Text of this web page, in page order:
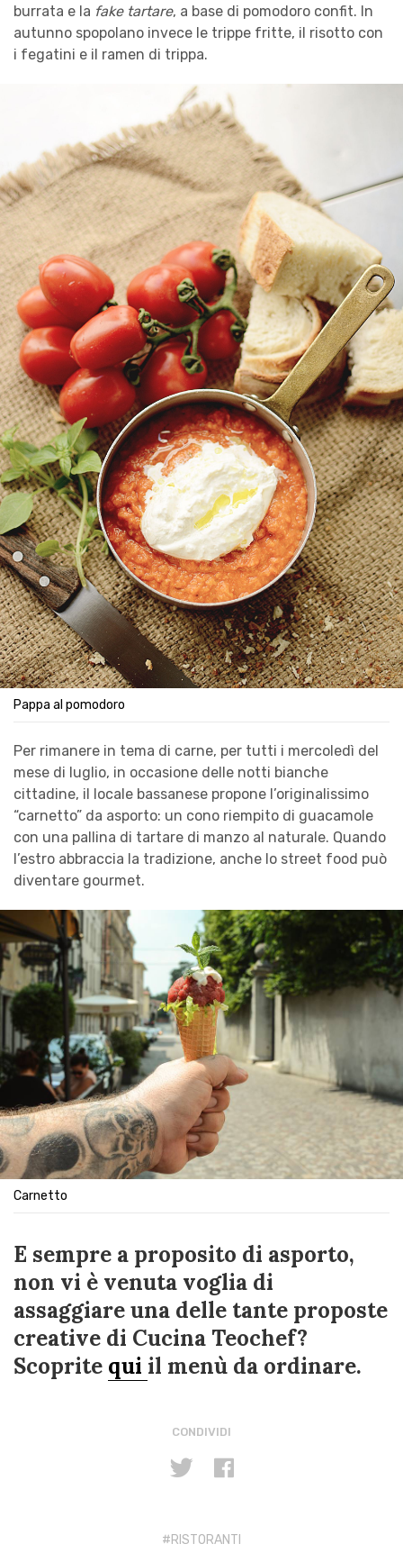
burrata e la fake tartare, a base di pomodoro confit. In
autunno spopolano invece le trippe fritte, il risotto con
i fegatini e il ramen di trippa.
Pappa al pomodoro
Per rimanere in tema di carne, per tutti i mercoledì del
mese di luglio, in occasione delle notti bianche
cittadine, il locale bassanese propone l’originalissimo
“carnetto” da asporto: un cono riempito di guacamole
con una pallina di tartare di manzo al naturale. Quando
l’estro abbraccia la tradizione, anche lo street food può
diventare gourmet.
Carnetto
E sempre a proposito di asporto,
non vi è venuta voglia di
assaggiare una delle tante proposte
creative di Cucina Teochef?
Scoprite qui il menù da ordinare.
CONDIVIDI
RISTORANTI